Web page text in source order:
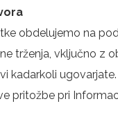
obdelujemo na
trženja, vključno z
kadarkoli ugovarjate.
pritožbe pri